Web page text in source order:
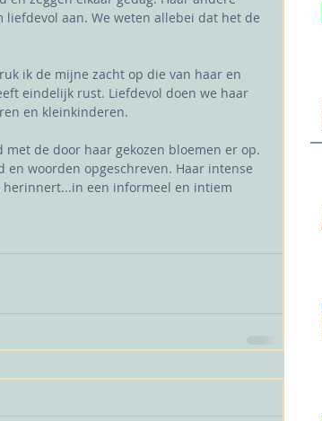
aan. We weten allebei dat het de
ik de mijne zacht op die van haar en
eindelijk rust. Liefdevol doen we haar
en kleinkinderen.
de door haar gekozen bloemen er op.
woorden opgeschreven. Haar intense
herinnert...in een informeel en intiem